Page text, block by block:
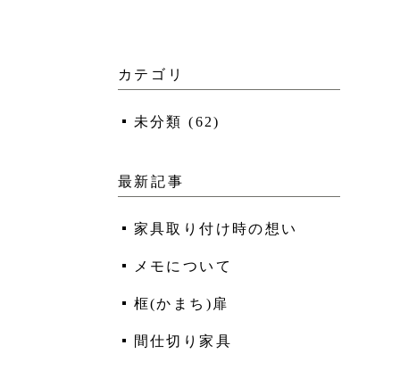
カテゴリ
未分類 (62)
最新記事
家具取り付け時の想い
メモについて
框(かまち)扉
間仕切り家具